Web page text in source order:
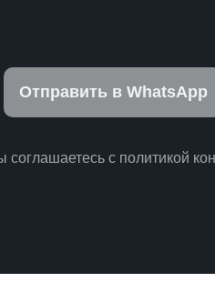
с политикой
Отправить в WhatsApp